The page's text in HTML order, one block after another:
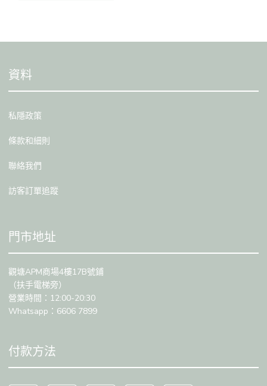
資料
私隱政策
條款和細則
聯絡我們
訪客訂單追蹤
門市地址
觀塘APM商場4樓17B號鋪
（扶手電梯旁）
營業時間：12:00-20:30
Whatsapp：6606 7899
付款方法